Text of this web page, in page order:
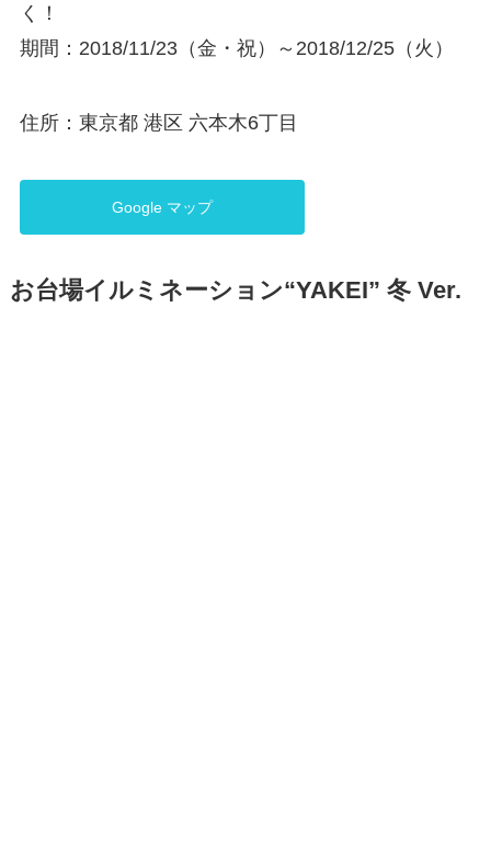
く！
期間：2018/11/23（金・祝）～2018/12/25（火）
住所：東京都 港区 六本木6丁目
Google マップ
お台場イルミネーション“YAKEI” 冬 Ver.